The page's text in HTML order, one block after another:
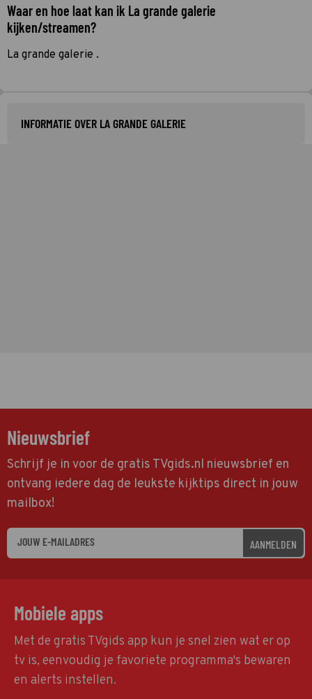
Waar en hoe laat kan ik La grande galerie
kijken/streamen?
La grande galerie .
INFORMATIE OVER LA GRANDE GALERIE
Nieuwsbrief
Schrijf je in voor de gratis TVgids.nl nieuwsbrief en
ontvang iedere dag de leukste kijktips direct in jouw
mailbox!
AANMELDEN
Mobiele apps
Met de gratis TVgids app kun je snel zien wat er op
tv is, eenvoudig je favoriete programma's bewaren
en alerts instellen.